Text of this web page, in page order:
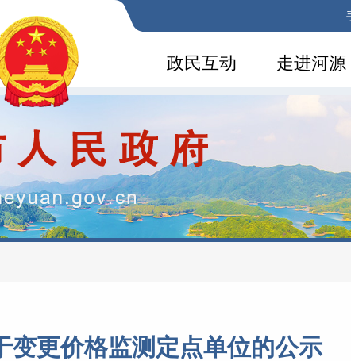
走进河源
政民互动
变更价格监测定点单位的公示